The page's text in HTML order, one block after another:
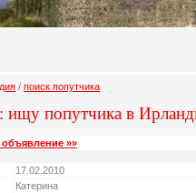
/ поиск попутчика
ищу попутчика в
»»
17.02.2010
Катерина